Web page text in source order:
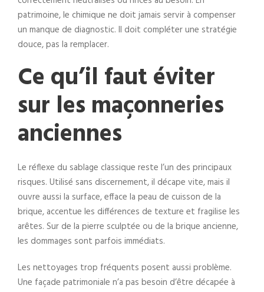
patrimoine, le chimique ne doit jamais servir à compenser
un manque de diagnostic. Il doit compléter une stratégie
douce, pas la remplacer.
Ce qu’il faut éviter
sur les maçonneries
anciennes
Le réflexe du sablage classique reste l’un des principaux
risques. Utilisé sans discernement, il décape vite, mais il
ouvre aussi la surface, efface la peau de cuisson de la
brique, accentue les différences de texture et fragilise les
arêtes. Sur de la pierre sculptée ou de la brique ancienne,
les dommages sont parfois immédiats.
Les nettoyages trop fréquents posent aussi problème.
Une façade patrimoniale n’a pas besoin d’être décapée à